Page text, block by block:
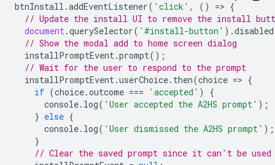
btnInstall .addEventListener( 'click' , () => {
// Update the install UI to remove the install
document.querySelector( '#install-button' ).disabled
// Show the modal add to home screen dialog
installPromptEvent.prompt();
// Wait for the user to respond to the prompt
installPromptEvent.userChoice. then(choice => {
if (choice.outcome === 'accepted' )
{
console. log( 'User accepted the A2HS prompt' );
} else {
console. log( 'User dismissed the A2HS prompt' );
}
// Clear the saved prompt since it can't be used